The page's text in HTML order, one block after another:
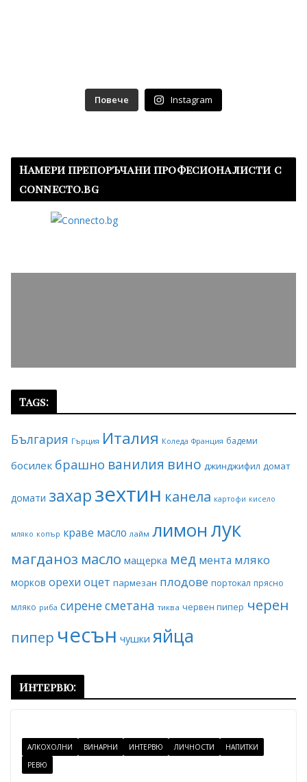
Повече Instagram
Намери препоръчани професионалисти с
connecto.bg
Tags:
България Гърция Италия Коледа Франция бадеми
босилек брашно ванилия вино джинджифил домат
домати захарзехтин канела картофи кисело
мляко копър краве масло лайм лимонлук
магданоз масло мащерка мед мента мляко
морков орехи оцет пармезан плодове портокал прясно
мляко риба сиренесметана тиква червен пипер черен
пипер чесън чушки яйца
Интервю:
АЛКОХОЛНИ ВИНАРНИ ИНТЕРВЮ ЛИЧНОСТИ
НАПИТКИ
РЕВЮ